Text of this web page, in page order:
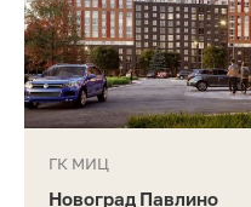
ГК МИЦ
Новоград Павлино